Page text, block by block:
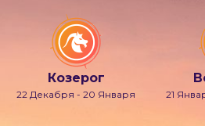
Козерог
22 Декабря - 20 Января 21